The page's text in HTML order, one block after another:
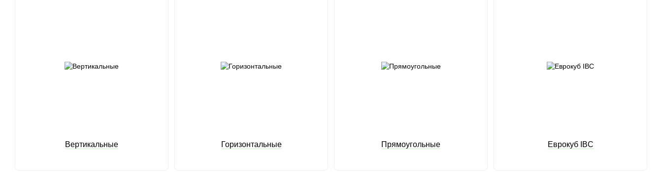
Вертикальные Горизонтальные Прямоугольные Еврокуб IBC